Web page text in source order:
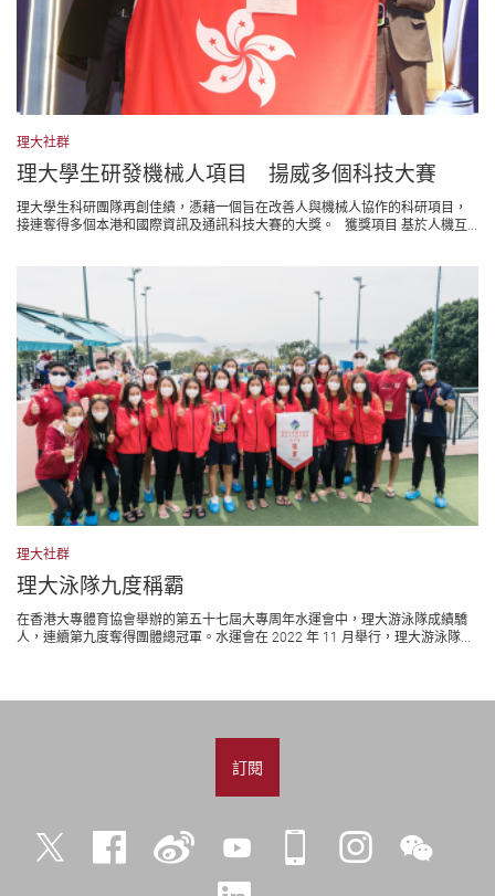
理大社群
理大學生研發機械人項目 揚威多個科技大賽
理大學生科研團隊再創佳績，憑藉一個旨在改善人與機械人協作的科研項目，
接連奪得多個本港和國際資訊及通訊科技大賽的大獎。 獲獎項目 基於人機互...
理大社群
理大泳隊九度稱霸
在香港大專體育協會舉辦的第五十七屆大專周年水運會中，理大游泳隊成績驕
人，連續第九度奪得團體總冠軍。水運會在 2022 年 11 月舉行，理大游泳隊...
訂閱
Twitter Facebook 微
YouTube iPolyU Instagram微